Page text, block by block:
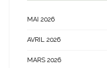
MAI 2026
AVRIL 2026
MARS 2026